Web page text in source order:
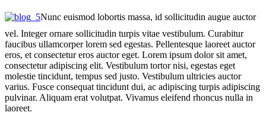
Nunc euismod lobortis massa, id sollicitudin augue auctor
vel. Integer ornare sollicitudin turpis vitae vestibulum. Curabitur
faucibus ullamcorper lorem sed egestas. Pellentesque laoreet auctor
eros, et consectetur eros auctor eget. Lorem ipsum dolor sit amet,
consectetur adipiscing elit. Vestibulum tortor nisi, egestas eget
molestie tincidunt, tempus sed justo. Vestibulum ultricies auctor
varius. Fusce consequat tincidunt dui, ac adipiscing turpis adipiscing
pulvinar. Aliquam erat volutpat. Vivamus eleifend rhoncus nulla in
laoreet.